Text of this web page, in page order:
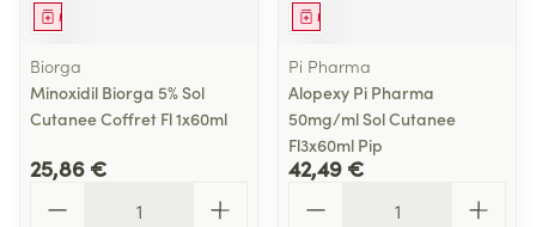
Médicament
Biorga
Minoxidil Biorga 5% Sol
Cutanee Coffret Fl 1x60ml
25,86 €
Médicament
Pi Pharma
Alopexy Pi Pharma
50mg/ml Sol Cutanee
Fl3x60ml Pip
42,49 €